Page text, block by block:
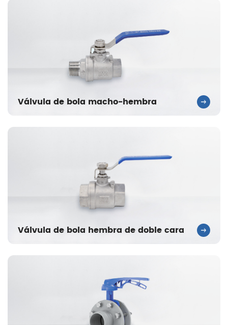
Válvula de bola macho-hembra
Válvula de bola hembra de doble cara